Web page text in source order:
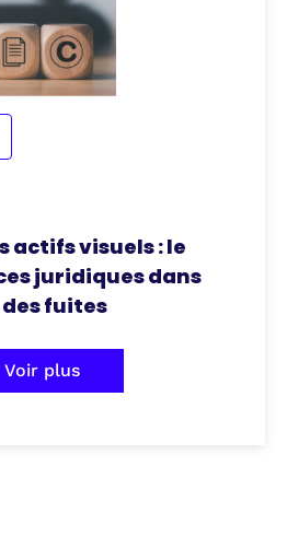
actifs visuels : le
juridiques dans
fuites
Voir plus